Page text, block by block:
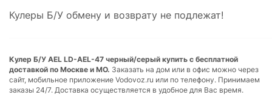
Кулеры Б/У обмену и возврату не подлежат!
Кулер Б/У AEL LD-AEL-47 черный/серый купить с бесплатной
доставкой по Москве и МО. Заказать на дом или в офис можно через
сайт, мобильное приложение Vodovoz.ru или по телефону. Принимаем
заказы 24/7. Доставка осуществляется в удобное для Вас время.